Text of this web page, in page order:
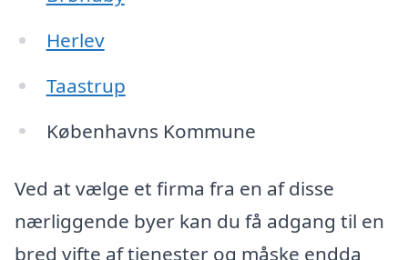
Herlev
Taastrup
Københavns Kommune
Ved at vælge et firma fra en af disse
nærliggende byer kan du få adgang til en
bred vifte af tjenester og måske endda